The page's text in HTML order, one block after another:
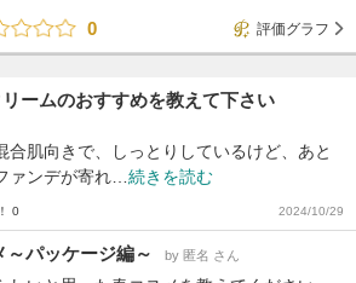
0
評価グラフ
ームのおすすめを教えて下さい
合肌向きで、しっとりしているけど、あと
ァンデが寄れ… 続きを読む
0 2024/10/29
～パッケージ編～ by 匿名 さん